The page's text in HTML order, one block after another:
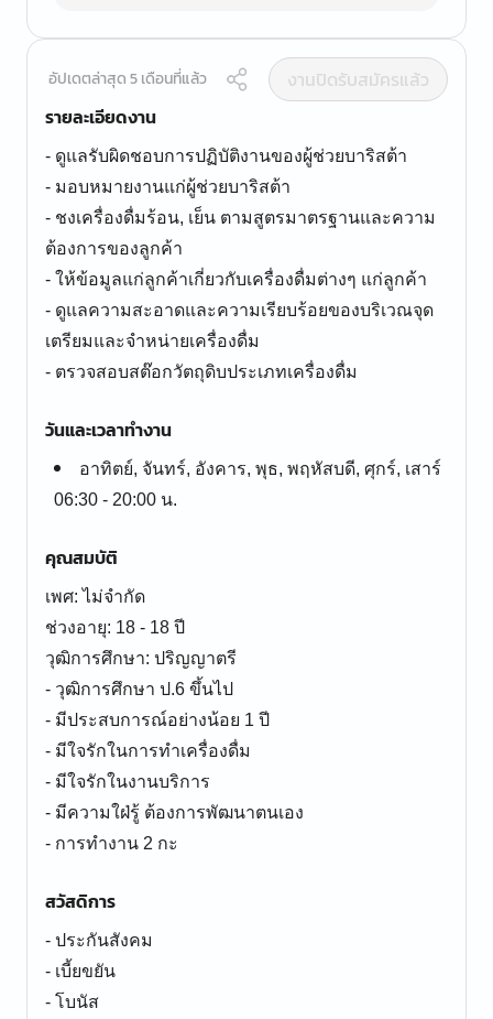
อัปเดตล่าสุด 5 เดือนที่แล้ว
งานปิดรับสมัครแล้ว
รายละเอียดงาน
- ดูแลรับผิดชอบการปฏิบัติงานของผู้ช่วยบาริสต้า
- มอบหมายงานแก่ผู้ช่วยบาริสต้า
- ชงเครื่องดื่มร้อน, เย็น ตามสูตรมาตรฐานและความ
ต้องการของลูกค้า
- ให้ข้อมูลแก่ลูกค้าเกี่ยวกับเครื่องดื่มต่างๆ แก่ลูกค้า
- ดูแลความสะอาดและความเรียบร้อยของบริเวณจุด
เตรียมและจำหน่ายเครื่องดื่ม
- ตรวจสอบสต๊อกวัตถุดิบประเภทเครื่องดื่ม
วันและเวลาทำงาน
อาทิตย์, จันทร์, อังคาร, พุธ, พฤหัสบดี, ศุกร์, เสาร์
06:30 - 20:00 น.
คุณสมบัติ
เพศ: ไม่จำกัด
ช่วงอายุ: 18 - 18 ปี
วุฒิการศึกษา: ปริญญาตรี
- วุฒิการศึกษา ป.6 ขึ้นไป
- มีประสบการณ์อย่างน้อย 1 ปี
- มีใจรักในการทำเครื่องดื่ม
- มีใจรักในงานบริการ
- มีความใฝ่รู้ ต้องการพัฒนาตนเอง
- การทำงาน 2 กะ
สวัสดิการ
- ประกันสังคม
- เบี้ยขยัน
- โบนัส